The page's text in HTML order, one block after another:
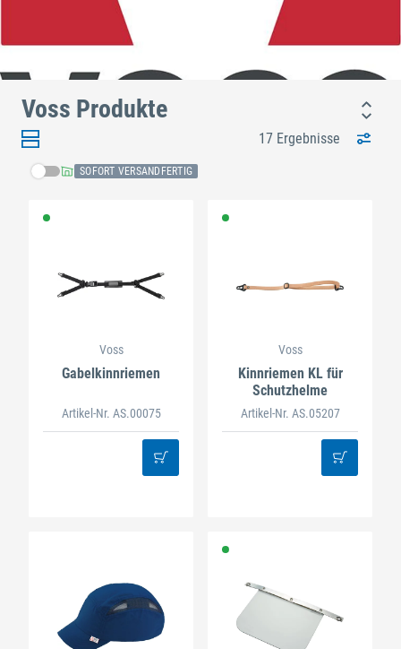
Voss Produkte
17 Ergebnisse
SOFORT VERSANDFERTIG
Voss
Gabelkinnriemen
Artikel-Nr. AS.00075
Voss
Kinnriemen KL für
Schutzhelme
Artikel-Nr. AS.05207